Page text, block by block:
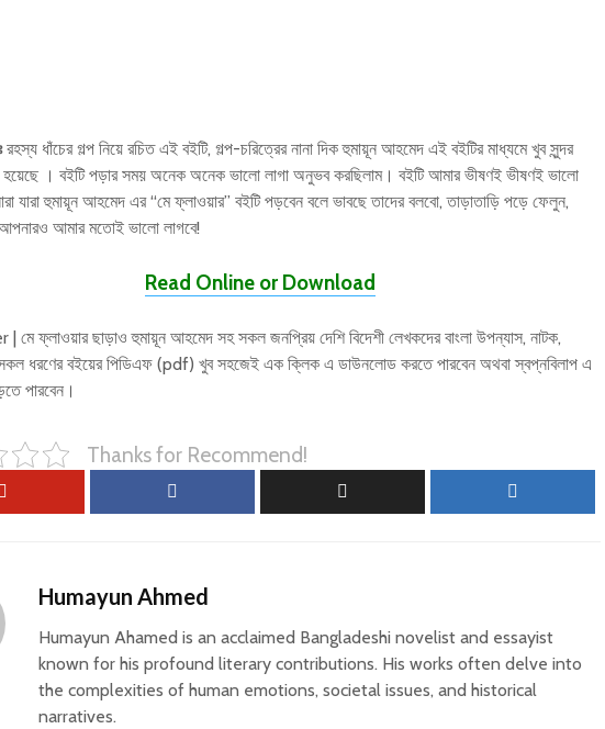
রহস্য ধাঁচের গল্প নিয়ে রচিত এই বইটি, গল্প-চরিত্রের নানা দিক হুমায়ূন আহমেদ এই বইটির মাধ্যমে খুব সুন্দর
হয়েছে । বইটি পড়ার সময় অনেক অনেক ভালো লাগা অনুভব করছিলাম। বইটি আমার ভীষণই ভীষণই ভালো
যারা হুমায়ূন আহমেদ এর “মে ফ্লাওয়ার” বইটি পড়বেন বলে ভাবছে তাদের বলবো, তাড়াতাড়ি পড়ে ফেলুন,
আমার মতোই ভালো লাগবে!
Read Online or Download
ফ্লাওয়ার ছাড়াও হুমায়ূন আহমেদ সহ সকল জনপ্রিয় দেশি বিদেশী লেখকদের বাংলা উপন্যাস, নাটক,
সকল ধরণের বইয়ের পিডিএফ (pdf) খুব সহজেই এক ক্লিক এ ডাউনলোড করতে পারবেন অথবা স্বপ্নবিলাপ এ
পারবেন।
Thanks for Recommend!
Humayun Ahmed
Humayun Ahamed is an acclaimed Bangladeshi novelist and essayist
known for his profound literary contributions. His works often delve into
the complexities of human emotions, societal issues, and historical
narratives.